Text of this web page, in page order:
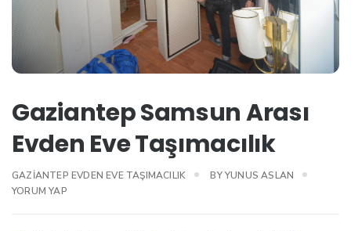
Gaziantep Samsun Arası
Evden Eve Taşımacılık
GAZIANTEP EVDEN EVE TAŞIMACILIK BYYUNUS ASLAN
YORUM YAP